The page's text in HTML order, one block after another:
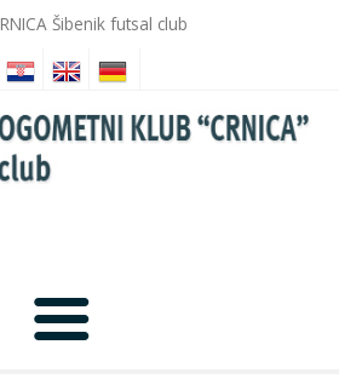
Šibenik futsal club